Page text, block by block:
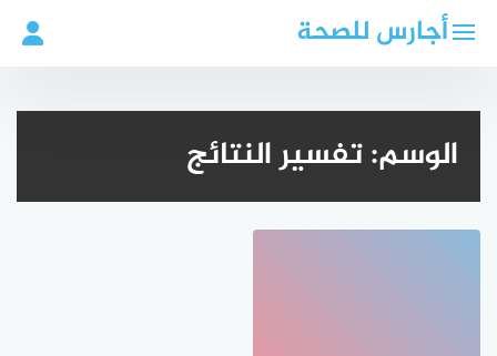
أجارس للصحة
الوسم:تفسير النتائج